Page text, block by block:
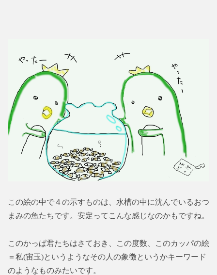
この絵の中で４の示すものは、水槽の中に沈んでいるおつ
まみの魚たちです。安定ってこんな感じなのかもですね。
このかっぱ君たちはさておき、この度数、このカッパの絵
＝私(宙玉)というようなその人の象徴というかキーワード
のようなものみたいです。